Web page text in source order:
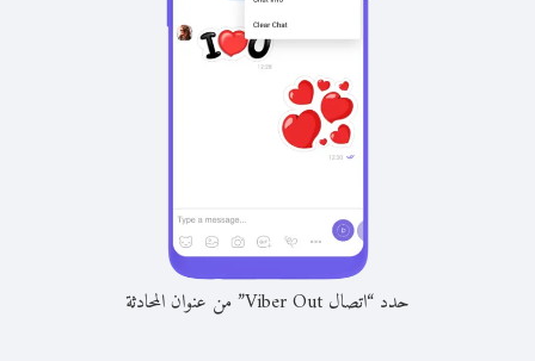
حدد “اتصال Viber Out” من عنوان المحادثة